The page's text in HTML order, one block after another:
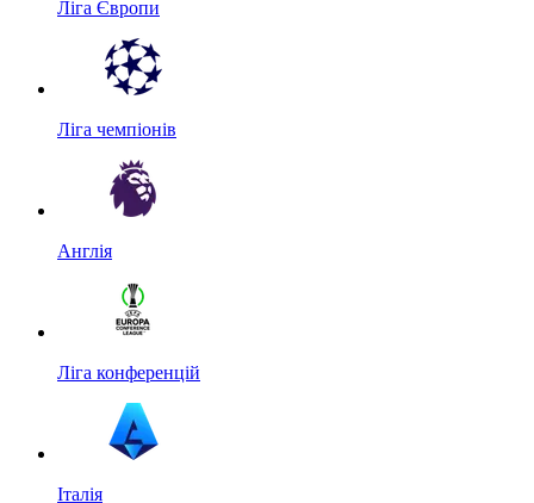
Ліга Європи
Ліга чемпіонів
Англія
Ліга конференцій
Італія